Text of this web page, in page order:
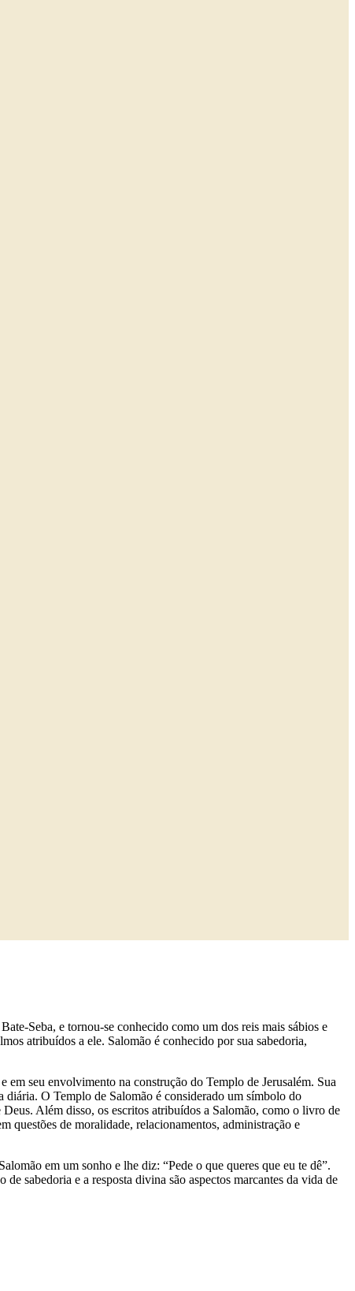
Seba, e tornou-se conhecido como um dos reis mais sábios e
atribuídos a ele. Salomão é conhecido por sua sabedoria,
seu envolvimento na construção do Templo de Jerusalém. Sua
diária. O Templo de Salomão é considerado um símbolo do
Além disso, os escritos atribuídos a Salomão, como o livro de
questões de moralidade, relacionamentos, administração e
em um sonho e lhe diz: “Pede o que queres que eu te dê”.
sabedoria e a resposta divina são aspectos marcantes da vida de